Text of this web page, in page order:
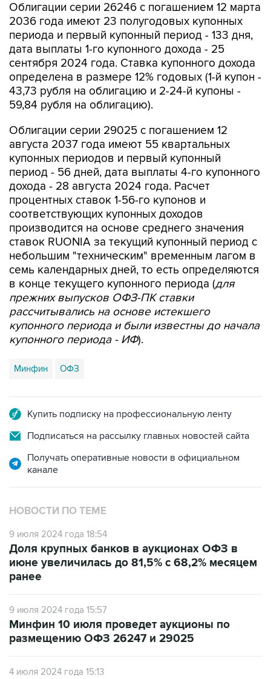
Облигации серии 26246 с погашением 12 марта
2036 года имеют 23 полугодовых купонных
периода и первый купонный период - 133 дня,
дата выплаты 1-го купонного дохода - 25
сентября 2024 года. Ставка купонного дохода
определена в размере 12% годовых (1-й купон -
43,73 рубля на облигацию и 2-24-й купоны -
59,84 рубля на облигацию).
Облигации серии 29025 с погашением 12
августа 2037 года имеют 55 квартальных
купонных периодов и первый купонный
период - 56 дней, дата выплаты 4-го купонного
дохода - 28 августа 2024 года. Расчет
процентных ставок 1-56-го купонов и
соответствующих купонных доходов
производится на основе среднего значения
ставок RUONIA за текущий купонный период с
небольшим "техническим" временным лагом в
семь календарных дней, то есть определяются
в конце текущего купонного периода (для
прежних выпусков ОФЗ-ПК ставки
рассчитывались на основе истекшего
купонного периода и были известны до начала
купонного периода - ИФ).
Минфин ОФЗ
Купить подписку на профессиональную ленту
Подписаться на рассылку главных новостей сайта
Получать оперативные новости в официальном
канале
НОВОСТИ ПО ТЕМЕ
9 июля 2024 года 18:54
Доля крупных банков в аукционах ОФЗ в
июне увеличилась до 81,5% с 68,2% месяцем
ранее
9 июля 2024 года 15:57
Минфин 10 июля проведет аукционы по
размещению ОФЗ 26247 и 29025
4 июля 2024 года 15:13